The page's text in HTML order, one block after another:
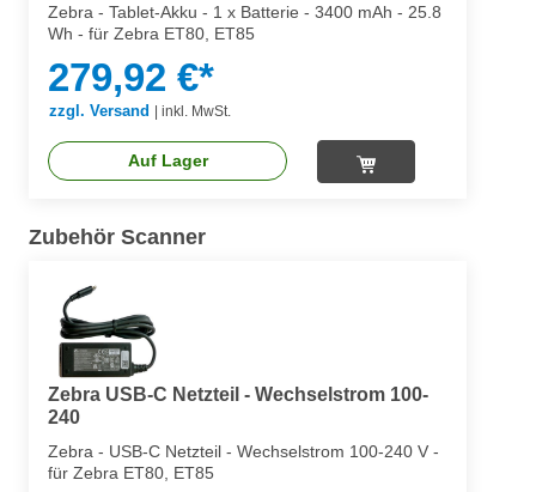
Zebra - Tablet-Akku - 1 x Batterie - 3400 mAh - 25.8
Wh - für Zebra ET80, ET85
279,92 €*
zzgl. Versand | inkl. MwSt.
Auf Lager
Zubehör Scanner
Zebra USB-C Netzteil - Wechselstrom 100-
240
Zebra - USB-C Netzteil - Wechselstrom 100-240 V -
für Zebra ET80, ET85